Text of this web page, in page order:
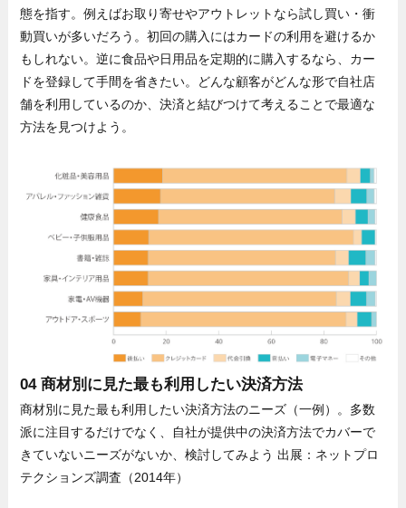
態を指す。例えばお取り寄せやアウトレットなら試し買い・衝
動買いが多いだろう。初回の購入にはカードの利用を避けるか
もしれない。逆に食品や日用品を定期的に購入するなら、カー
ドを登録して手間を省きたい。どんな顧客がどんな形で自社店
舗を利用しているのか、決済と結びつけて考えることで最適な
方法を見つけよう。
04 商材別に見た最も利用したい決済方法
商材別に見た最も利用したい決済方法のニーズ（一例）。多数
派に注目するだけでなく、自社が提供中の決済方法でカバーで
きていないニーズがないか、検討してみよう 出展：ネットプロ
テクションズ調査（2014年）